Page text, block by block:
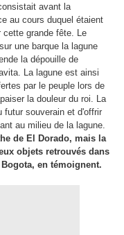
avant la
au cours duquel étaient
grande fête. Le
une barque la lagune
la dépouille de
La lagune est ainsi
par le peuple lors de
la douleur du roi. La
futur souverain et d'offrir
au milieu de la lagune.
de El Dorado, mais la
objets retrouvés dans
en témoignent.